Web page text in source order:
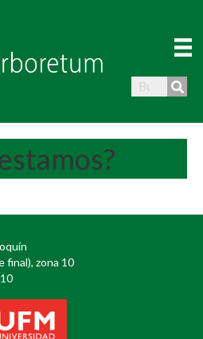
final), zona 10